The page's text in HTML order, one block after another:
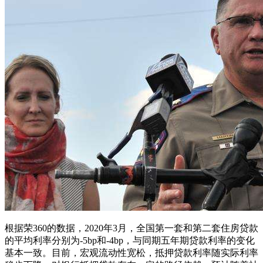
根据荣360的数据，2020年3月，全国第一套和第二套住房贷款
的平均利率分别为-5bp和-4bp，与同期五年期贷款利率的变化
基本一致。目前，宏观流动性宽松，抵押贷款利率随实际利率